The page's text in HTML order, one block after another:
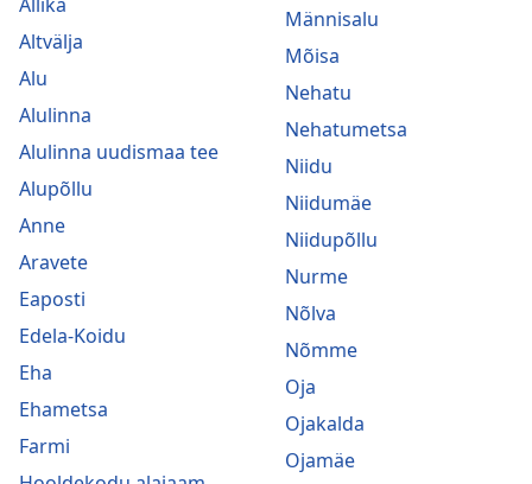
Altvälja
Alu
Alulinna
Alulinna uudismaa tee
Alupõllu
Anne
Aravete
Eaposti
Edela-Koidu
Eha
Ehametsa
Farmi
Männisalu
Mõisa
Nehatu
Nehatumetsa
Niidu
Niidumäe
Niidupõllu
Nurme
Nõlva
Nõmme
Oja
Ojakalda
Ojamäe